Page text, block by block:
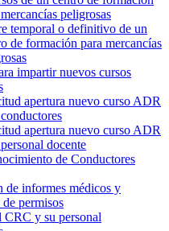
peligrosas
temporal o definitivo de un
de formación para mercancías
impartir nuevos cursos
apertura nuevo curso ADR
apertura nuevo curso ADR
docente
de Conductores
de informes médicos y
permisos
CRC y su personal